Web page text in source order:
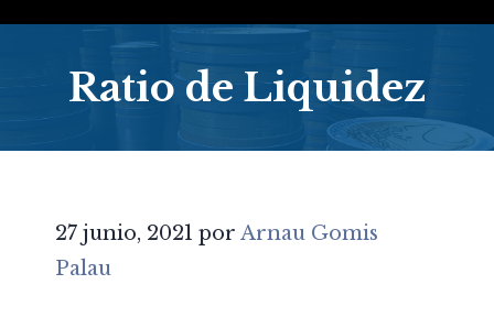
Ratio de Liquidez
27 junio, 2021 por Arnau Gomis
Palau